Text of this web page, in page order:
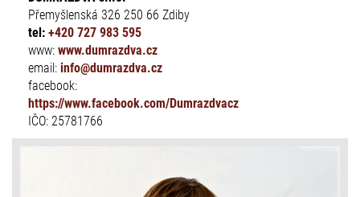
Přemyšlenská 326 250 66 Zdiby
tel: +420 727 983 595
www: www.dumrazdva.cz
email: info@dumrazdva.cz
facebook:
https://www.facebook.com/Dumrazdvacz
IČO: 25781766